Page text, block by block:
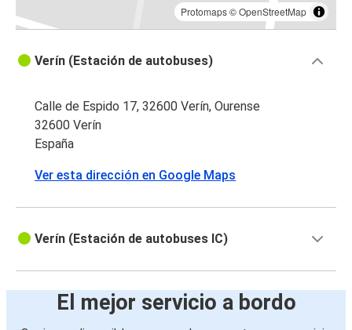
Protomaps©OpenStreetMap
Verín (Estación de autobuses)
Calle de Espido 17, 32600 Verín, Ourense
32600 Verín
España
Ver esta dirección en Google Maps
Verín (Estación de autobuses IC)
El mejor servicio a bordo